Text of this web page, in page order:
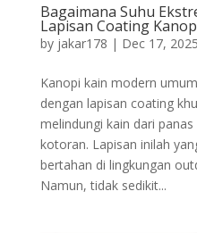
Bagaimana Suhu
Lapisan Coating
by jakar178 | Dec 17, 2025
Kanopi kain modern
dengan lapisan coating
melindungi kain dari
kotoran. Lapisan inilah
bertahan di lingkungan
Namun, tidak sedikit...